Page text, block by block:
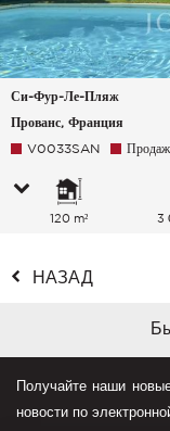
Си-Фур-Ле-Пляж
Прованс, Франция
V0033SAN
120 m² 3
НАЗАД
Получайте наши
новости по